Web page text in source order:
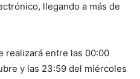
llegando a más de
realizará entre las 00:00
y las 23:59 del miércoles